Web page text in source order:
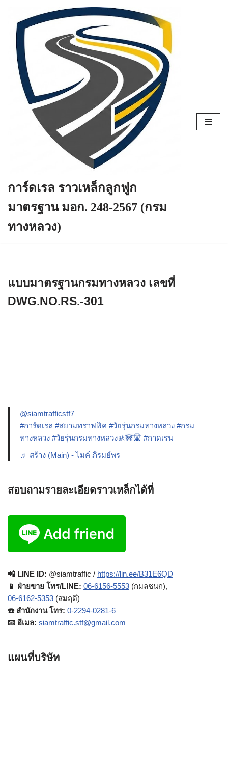
Skip
content
การ์ดเรล ราวเหล็กลูกฟูก
มาตรฐาน มอก. 248-2567 (กรม
ทางหลวง)
แบบมาตรฐานกรมทางหลวง เลขที่
DWG.NO.RS.-301
@siamtrafficstf7
#การ์ดเรล #สยามทราฟฟิค #วัยรุ่นกรมทางหลวง #กรม
ทางหลวง #วัยรุ่นกรมทางหลวง🚸🚧🛣️ #กาดเรน
♬ สร้าง (Main) - ไมค์ ภิรมย์พร
สอบถามรายละเอียดราวเหล็กได้ที่
📲 LINE ID: @siamtraffic / https://lin.ee/B31E6QD
📱 ฝ่ายขาย โทร/LINE: 06-6156-5553 (กมลชนก),
06-6162-5353 (สมฤดี)
☎️ สำนักงาน โทร: 0-2294-0281-6
📧 อีเมล: siamtraffic.stf@gmail.com
แผนที่บริษัท